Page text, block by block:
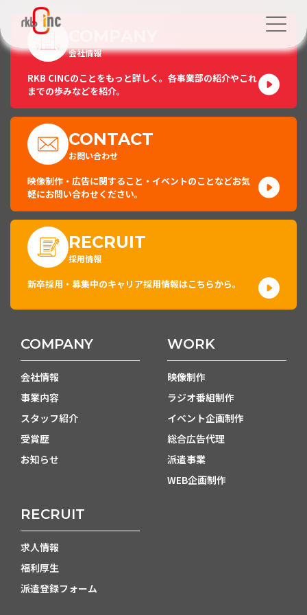
会社情報
RKB CINCのことをもっと詳しく。各事業部の紹介やこれ
までの歩みなどを紹介。
CONTACT
お問い合わせ
映像制作・広告に関すること・イベントのことなどお気
軽にお問い合わせください。
RECRUIT
採用情報
新卒採用・募集中のキャリア採用情報はこちらから。
COMPANY
会社情報
事業内容
スタッフ紹介
受賞歴
お知らせ
WORK
映像制作
ラジオ番組制作
イベント企画制作
総合広告代理
派遣事業
WEB企画制作
RECRUIT
求人情報
福利厚生
派遣登録フォーム